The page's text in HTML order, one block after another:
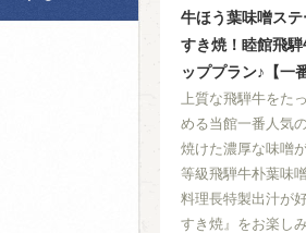
牛ほう葉味噌ス
すき焼！睦館飛
ッププラン♪【一
上質な飛騨牛をた
める当館一番人気
焼けた濃厚な味噌
等級飛騨牛朴葉味
料理長特製出汁が
すき焼』をお楽し